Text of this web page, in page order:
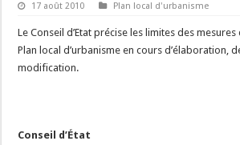
17 août 2010 Plan local d'urbanisme
Le Conseil d’Etat précise les limites des mesures
Plan local d’urbanisme en cours d’élaboration,
modification.
Conseil d’État